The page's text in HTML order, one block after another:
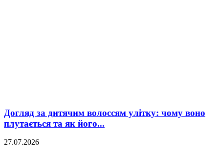
Догляд за дитячим волоссям улітку: чому воно
плутається та як його...
27.07.2026